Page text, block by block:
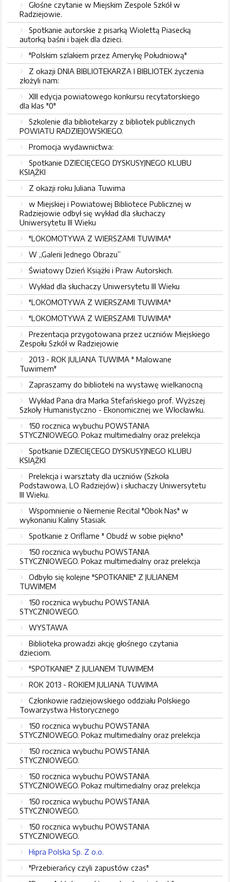
Głośne czytanie w Miejskim Zespole Szkół w
Radziejowie.
Spotkanie autorskie z pisarką Wiolettą Piasecką
autorką baśni i bajek dla dzieci.
"Polskim szlakiem przez Amerykę Południową"
Z okazji DNIA BIBLIOTEKARZA I BIBLIOTEK życzenia
złożyli nam:
XIII edycja powiatowego konkursu recytatorskiego
dla klas "0"
Szkolenie dla bibliotekarzy z bibliotek publicznych
POWIATU RADZIEJOWSKIEGO.
Promocja wydawnictwa:
Spotkanie DZIECIĘCEGO DYSKUSYJNEGO KLUBU
KSIĄŻKI
Z okazji roku Juliana Tuwima
w Miejskiej i Powiatowej Bibliotece Publicznej w
Radziejowie odbył się wykład dla słuchaczy
Uniwersytetu III Wieku
"LOKOMOTYWA Z WIERSZAMI TUWIMA"
W „Galerii Jednego Obrazu”
Światowy Dzień Książki i Praw Autorskich.
Wykład dla słuchaczy Uniwersytetu III Wieku
"LOKOMOTYWA Z WIERSZAMI TUWIMA"
"LOKOMOTYWA Z WIERSZAMI TUWIMA"
Prezentacja przygotowana przez uczniów Miejskiego
Zespołu Szkół w Radziejowie
2013 - ROK JULIANA TUWIMA " Malowane
Tuwimem"
Zapraszamy do biblioteki na wystawę wielkanocną
Wykład Pana dra Marka Stefańskiego prof. Wyższej
Szkoły Humanistyczno - Ekonomicznej we Włocławku.
150 rocznica wybuchu POWSTANIA
STYCZNIOWEGO. Pokaz multimedialny oraz prelekcja
Spotkanie DZIECIĘCEGO DYSKUSYJNEGO KLUBU
KSIĄŻKI
Prelekcja i warsztaty dla uczniów (Szkoła
Podstawowa, LO Radziejów) i słuchaczy Uniwersytetu
III Wieku.
Wspomnienie o Niemenie Recital "Obok Nas" w
wykonaniu Kaliny Stasiak.
Spotkanie z Oriflame " Obudź w sobie piękno"
150 rocznica wybuchu POWSTANIA
STYCZNIOWEGO. Pokaz multimedialny oraz prelekcja
Odbyło się kolejne "SPOTKANIE" Z JULIANEM
TUWIMEM
150 rocznica wybuchu POWSTANIA
STYCZNIOWEGO.
WYSTAWA
Biblioteka prowadzi akcję głośnego czytania
dzieciom.
"SPOTKANIE" Z JULIANEM TUWIMEM
ROK 2013 - ROKIEM JULIANA TUWIMA
Członkowie radziejowskiego oddziału Polskiego
Towarzystwa Historycznego
150 rocznica wybuchu POWSTANIA
STYCZNIOWEGO. Pokaz multimedialny oraz prelekcja
150 rocznica wybuchu POWSTANIA
STYCZNIOWEGO.
150 rocznica wybuchu POWSTANIA
STYCZNIOWEGO. Pokaz multimedialny oraz prelekcja
150 rocznica wybuchu POWSTANIA
STYCZNIOWEGO.
150 rocznica wybuchu POWSTANIA
STYCZNIOWEGO.
Hipra Polska Sp. Z o.o.
"Przebierańcy czyli zapustów czas"